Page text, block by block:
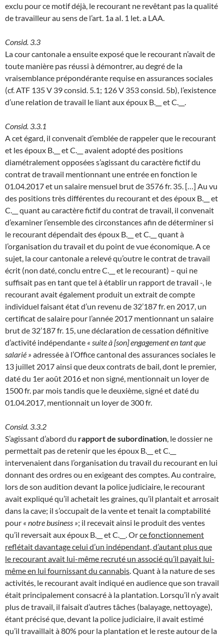
exclu pour ce motif déjà, le recourant ne revêtant pas la qualité
de travailleur au sens de l’art. 1a aI. 1 let. a LAA.
Consid. 3.3
La cour cantonale a ensuite exposé que le recourant n’avait de
toute manière pas réussi à démontrer, au degré de la
vraisemblance prépondérante requise en assurances sociales
(cf. ATF 135 V 39 consid. 5.1; 126 V 353 consid. 5b), l’existence
d’une relation de travail le liant aux époux B.__ et C.__.
Consid. 3.3.1
A cet égard, il convenait d’emblée de rappeler que le recourant
et les époux B.__ et C.__ avaient adopté des positions
diamétralement opposées s’agissant du caractère fictif du
contrat de travail mentionnant une entrée en fonction le
01.04.2017 et un salaire mensuel brut de 3576 fr. 35. […] Au vu
des positions très différentes du recourant et des époux B.__ et
C.__ quant au caractère fictif du contrat de travail, il convenait
d’examiner l’ensemble des circonstances afin de déterminer si
le recourant dépendait des époux B.__ et C.__ quant à
l’organisation du travail et du point de vue économique. A ce
sujet, la cour cantonale a relevé qu’outre le contrat de travail
écrit (non daté, conclu entre C.__ et le recourant) – qui ne
suffisait pas en tant que tel à établir un rapport de travail -, le
recourant avait également produit un extrait de compte
individuel faisant état d’un revenu de 32’187 fr. en 2017, un
certificat de salaire pour l’année 2017 mentionnant un salaire
brut de 32’187 fr. 15, une déclaration de cessation définitive
d’activité indépendante « suite à [son] engagement en tant que
salarié » adressée à l’Office cantonal des assurances sociales le
13 juillet 2017 ainsi que deux contrats de bail, dont le premier,
daté du 1er août 2016 et non signé, mentionnait un loyer de
1500 fr. par mois tandis que le deuxième, signé et daté du
01.04.2017, mentionnait un loyer de 300 fr.
Consid. 3.3.2
S’agissant d’abord du rapport de subordination , le dossier ne
permettait pas de retenir que les époux B.__ et C.__
intervenaient dans l’organisation du travail du recourant en lui
donnant des ordres ou en exigeant des comptes. Au contraire,
lors de son audition devant la police judiciaire, le recourant
avait expliqué qu’il achetait les graines, qu’il plantait et arrosait
dans la cave; il s’occupait de la vente et tenait la comptabilité
pour « notre business »; il recevait ainsi le produit des ventes
qu’il reversait aux époux B.__ et C.__. Orce fonctionnement
reflétait davantage celui d’un indépendant, d’autant plus que
le recourant avait lui-même recruté un associé qu’il payait lui-
même en lui fournissant du cannabis . Quant à la nature de ses
activités, le recourant avait indiqué en audience que son travail
était principalement consacré à la plantation. Lorsqu’il n’y avait
plus de travail, il faisait d’autres tâches (balayage, nettoyage),
étant précisé que, devant la police judiciaire, il avait estimé
qu’il travaillait à 80% pour la plantation et le reste autour de la